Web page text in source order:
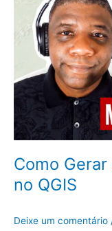
Como
no QGIS
Deixe um comentário